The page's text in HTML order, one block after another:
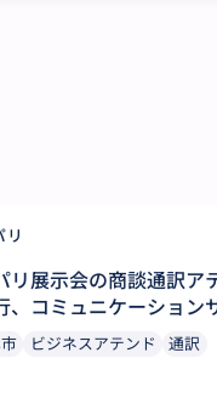
リ
リ展示会の商談通訳ア
、コミュニケーション
ビジネスアテンド 通訳